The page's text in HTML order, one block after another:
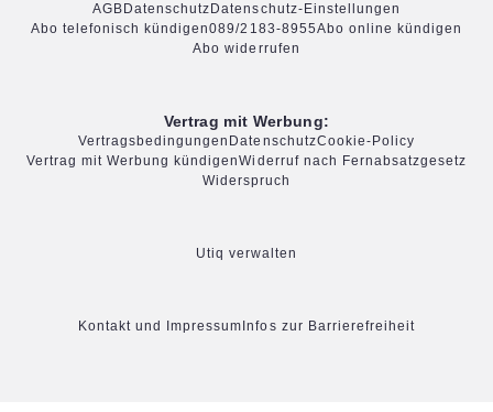
AGB Datenschutz Datenschutz-Einstellungen
Abo telefonisch kündigen089/2183-8955Abo online kündigen
Abo widerrufen
Vertrag mit Werbung:
Vertragsbedingungen DatenschutzCookie-Policy
Vertrag mit Werbung kündigenWiderruf nach Fernabsatzgesetz
Widerspruch
Utiq verwalten
Kontakt und Impressum Infos zur Barrierefreiheit